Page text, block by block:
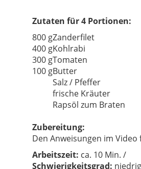
Zutaten für 4 Portionen:
800 gZanderfilet
400 gKohlrabi
300 gTomaten
100 gButter
Salz / Pfeffer
frische Kräuter
Rapsöl zum Braten
Zubereitung:
Den Anweisungen im Video
Arbeitszeit: ca. 10 Min. /
Schwierigkeitsgrad: